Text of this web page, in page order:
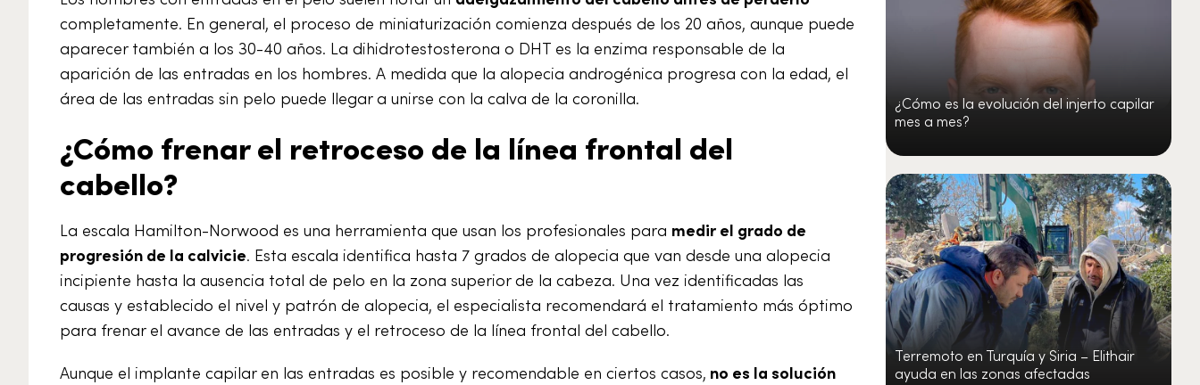
completamente. En general, el proceso de miniaturización comienza después de los 20 años, aunque puede
aparecer también a los 30-40 años. La dihidrotestosterona o DHT es la enzima responsable de la
aparición de las entradas en los hombres. A medida que la alopecia androgénica progresa con la edad, el
área de las entradas sin pelo puede llegar a unirse con la calva de la coronilla.
¿Cómo frenar el retroceso de la línea frontal del
cabello?
La escala Hamilton-Norwood es una herramienta que usan los profesionales para medir el grado de
progresión de la calvicie. Esta escala identifica hasta 7 grados de alopecia que van desde una alopecia
incipiente hasta la ausencia total de pelo en la zona superior de la cabeza. Una vez identificadas las
causas y establecido el nivel y patrón de alopecia, el especialista recomendará el tratamiento más óptimo
para frenar el avance de las entradas y el retroceso de la línea frontal del cabello.
Aunque el implante capilar en las entradas es posible y recomendable en ciertos casos, no es la solución
¿Cómo es la evolución del injerto capilar
mes a mes?
Terremoto en Turquía y Siria – Elithair
ayuda en las zonas afectadas